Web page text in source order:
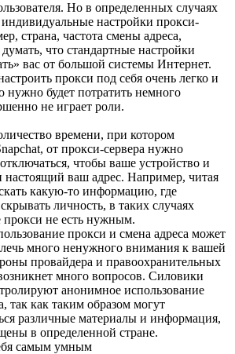
Но в определенных случаях
настройки прокси-
страна, частота смены адреса,
что стандартные настройки
вас от большой системы Интернет.
прокси под себя очень легко и
нужно будет потратить немного
не играет роли.
времени, при котором
от прокси-сервера нужно
чтобы ваше устройство и
настоящий ваш адрес. Например, читая
какую-то информацию, где
личность, в таких случаях
прокси не есть нужным.
прокси и смена адреса может
много ненужного внимания к вашей
провайдера и правоохранительных
много вопросов. Силовики
анонимное использование
так как таким образом могут
различные материалы и информация,
в определенной стране.
самым умным